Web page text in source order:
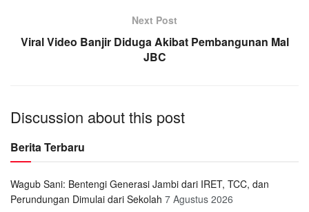
Next Post
Viral Video Banjir Diduga Akibat Pembangunan Mal
JBC
Discussion about this post
Berita Terbaru
Wagub Sani: Bentengi Generasi Jambi dari IRET, TCC, dan
Perundungan Dimulai dari Sekolah 7 Agustus 2026